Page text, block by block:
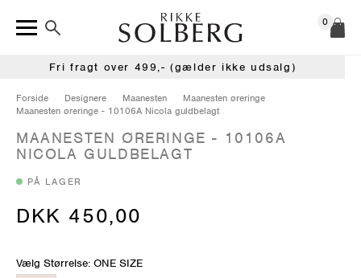
0
Fri fragt over 499,- (gælder ikke udsalg)
Forside Designere Maanesten
Maanesten øreringe
Maanesten øreringe - 10106A Nicola guldbelagt
MAANESTEN ØRERINGE - 10106A
NICOLA GULDBELAGT
PÅ LAGER
DKK 450,00
Vælg Størrelse: ONE SIZE